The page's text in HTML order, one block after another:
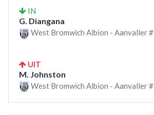
IN
G. Diangana
West Bromwich Albion - Aanvaller #
UIT
M. Johnston
West Bromwich Albion - Aanvaller #